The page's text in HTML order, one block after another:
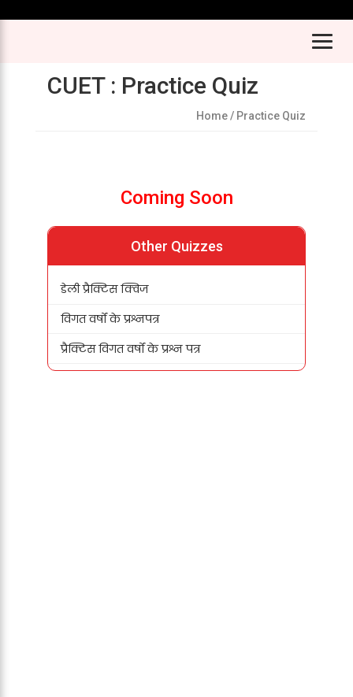
CUET : Practice Quiz
Home/ Practice Quiz
Coming Soon
Other Quizzes
डेली प्रैक्टिस क्विज
विगत वर्षों के प्रश्नपत्र
प्रैक्टिस विगत वर्षों के प्रश्न पत्र